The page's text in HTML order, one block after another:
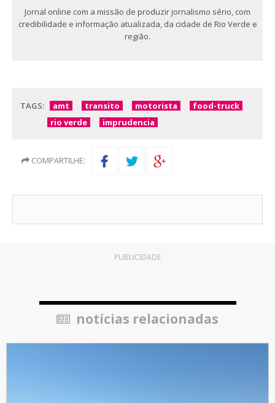
Jornal online com a missão de produzir jornalismo sério, com
credibilidade e informação atualizada, da cidade de Rio Verde e
região.
TAGS: amt transito motorista
food-truck
rio verde
imprudencia
COMPARTILHE:
PUBLICIDADE
notícias relacionadas